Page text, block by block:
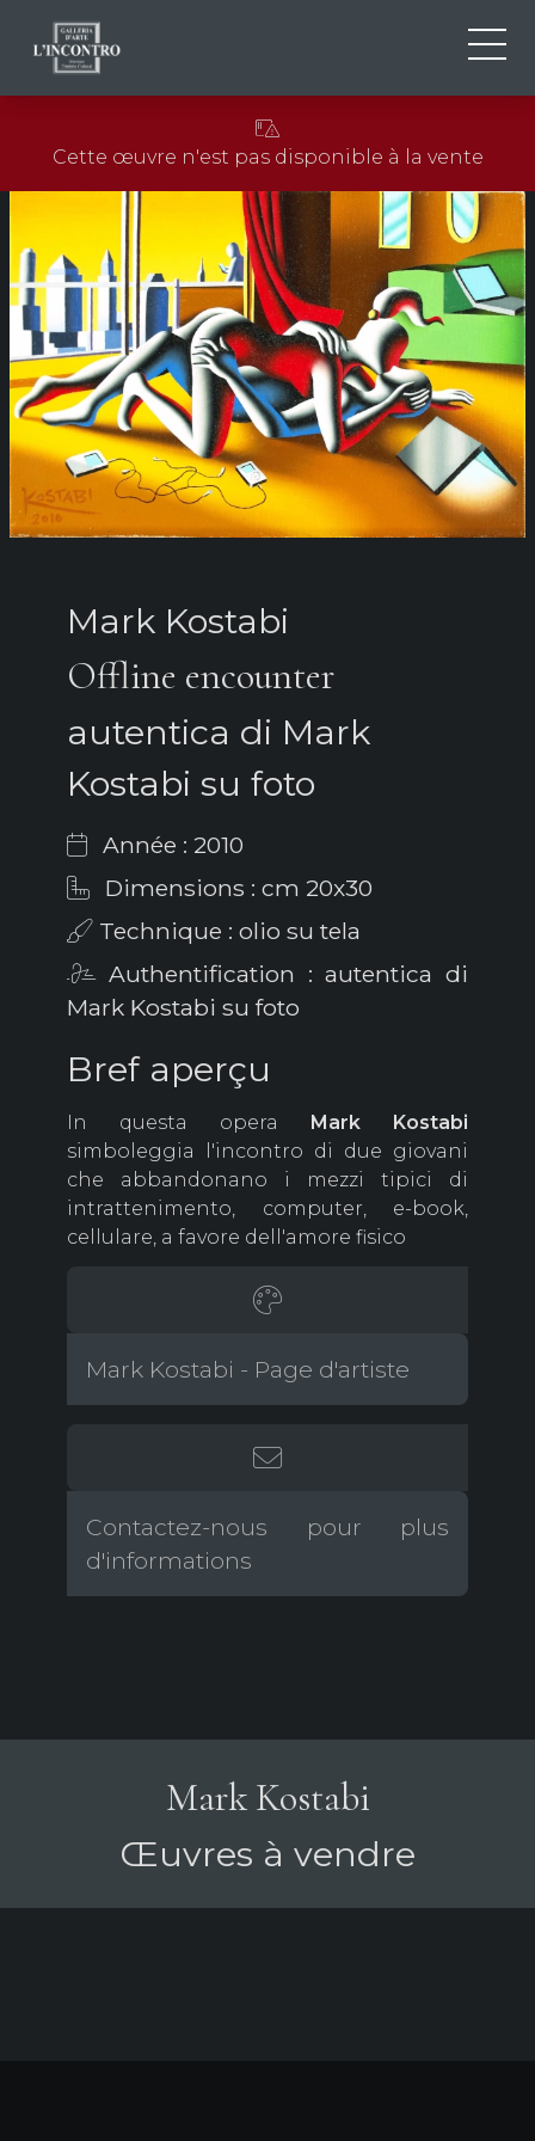
EN
FR
NEWS ED EVENTS
ARTISTES ET ŒUVRES
EXPOSITIONS
CONTACTS
Cette œuvre n'est pas disponible à la vente
Mark Kostabi
Offline encounter
autentica di Mark
Kostabi su foto
Année : 2010
Dimensions : cm 20x30
Technique : olio su tela
Authentification : autentica di
Mark Kostabi su foto
Bref aperçu
In questa opera Mark
Kostabi
simboleggia l'incontro di due giovani
che abbandonano i mezzi tipici di
intrattenimento, computer, e-book,
cellulare, a favore dell'amore fisico
Mark Kostabi - Page d'artiste
Contactez-nous pour plus
d'informations
Mark Kostabi
Œuvres à vendre